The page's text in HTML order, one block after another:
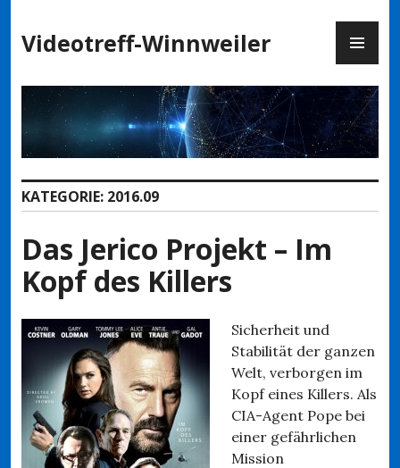
Inhalt
springen
Videotreff-Winnweiler
KATEGORIE: 2016.09
Das Jerico Projekt – Im
Kopf des Killers
Sicherheit und
Stabilität der ganzen
Welt, verborgen im
Kopf eines Killers. Als
CIA-Agent Pope bei
einer gefährlichen
Mission